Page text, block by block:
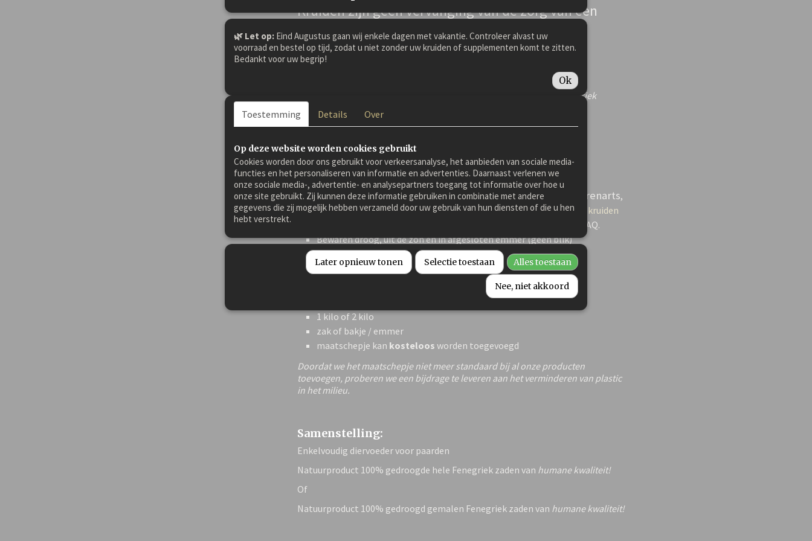
Kruiden zijn géén vervanging van de zorg van een
dierenarts.
Trigonella foenum-graecum, Fenugreek Seed, Bockshornklee, Foenegriek
Pony: 1x daags 0,5-1 maatschepje
Paard: 1x daags 1,5 maatschepje
niet voerenaan drachtige merries of overleg met uw dierenarts,
dit kruid werkt op despieren van de baarmoeder. Meer weten over
kruiden
en pony's staat in onze kennisbank FAQ.
Bewaren droog, uit de zon en in afgesloten emmer (géén blik)
hele zaadjes of gemalen zaadjes als poeder
1 kilo of 2 kilo
zak of bakje / emmer
maatschepje kan kosteloos worden toegevoegd
Doordat we het maatschepje niet meer standaard bij al onze producten
toevoegen, proberen we een bijdrage te leveren aan het verminderen van plastic
in het milieu.
Samenstelling:
Enkelvoudig diervoeder voor paarden
Natuurproduct 100% gedroogde hele Fenegriek zaden van humane kwaliteit!
Of
Natuurproduct 100% gedroogd gemalen Fenegriek zaden van humane kwaliteit!
🌿 Let op: Eind Augustus gaan wij enkele dagen met vakantie. Controleer alvast uw
voorraad en bestel op tijd, zodat u niet zonder uw kruiden of supplementen komt te zitten.
Bedankt voor uw begrip!
Ok
Toestemming Details Over
Op deze website worden cookies gebruikt
Cookies worden door ons gebruikt voor verkeersanalyse, het aanbieden van sociale media-
functies en het personaliseren van informatie en advertenties. Daarnaast verlenen we
onze sociale media-, advertentie- en analysepartners toegang tot informatie over hoe u
onze site gebruikt. Zij kunnen deze informatie gebruiken in combinatie met andere
gegevens die zij mogelijk hebben verzameld door uw gebruik van hun diensten of die u hen
hebt verstrekt.
Later opnieuw tonen Selectie toestaan Alles toestaan
Nee, niet akkoord